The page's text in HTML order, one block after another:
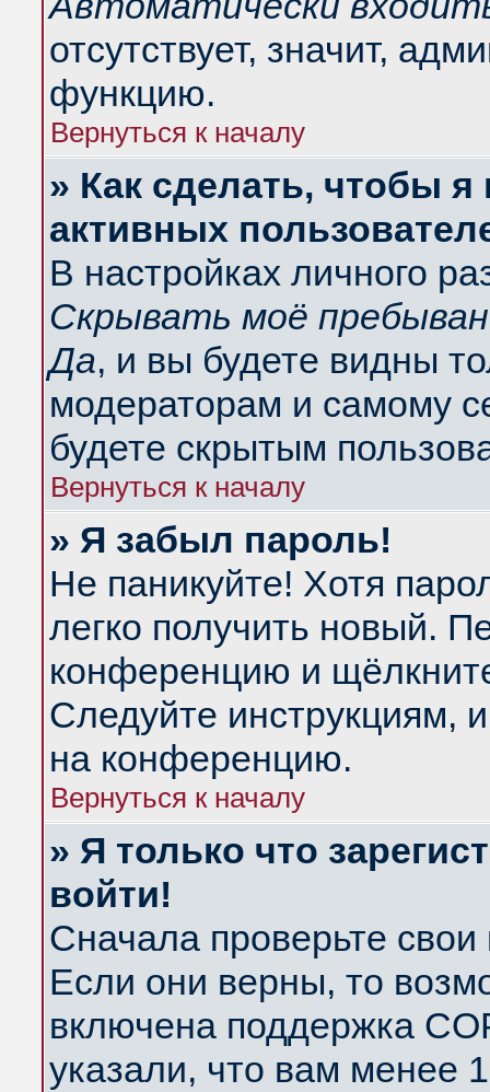
отсутствует, значит,
функцию.
Вернуться к началу
» Как сделать, чтобы
активных
В настройках личного
Скрывать моё
Да, и вы будете видны
модераторам и самому
будете скрытым
Вернуться к началу
» Я забыл пароль!
Не паникуйте! Хотя
легко получить новый.
конференцию и
Следуйте инструкциям,
на конференцию.
Вернуться к началу
» Я только что
войти!
Сначала проверьте
Если они верны, то
включена поддержка
указали, что вам менее